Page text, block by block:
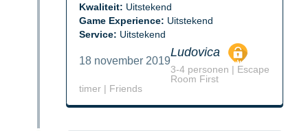
Kwaliteit: Uitstekend
Game Experience: Uitstekend
Service: Uitstekend
18 november 2019
Ludovica
3-4 personen | Escape
Room First
timer | Friends